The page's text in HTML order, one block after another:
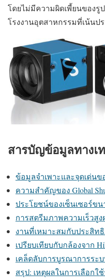
โดยไม่มีความผิดเพี้ยนของรู
โรงงานอุตสาหกรรมที่เน้นป
สารบัญข้อมูลทางเ
ข้อมูลจำเพาะและจุดเด่นข
ความสำคัญของ Global
ประโยชน์ของเซ็นเซอร์ข
การสตรีมภาพความเร็วสูง
งานที่เหมาะสมกับประสิท
เปรียบเทียบกับกล้องจาก
เคล็ดลับการบูรณาการระบ
สรุป: เหตุผลในการเลือกใ